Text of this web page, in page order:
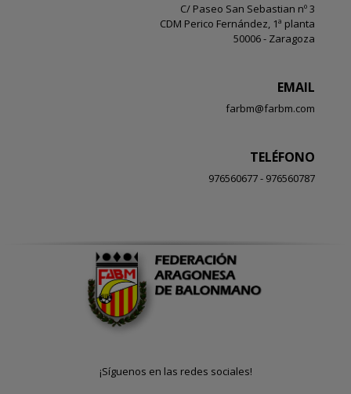
C/ Paseo San Sebastian nº 3
CDM Perico Fernández, 1ª planta
50006 - Zaragoza
EMAIL
farbm@farbm.com
TELÉFONO
976560677 - 976560787
¡Síguenos en las redes sociales!